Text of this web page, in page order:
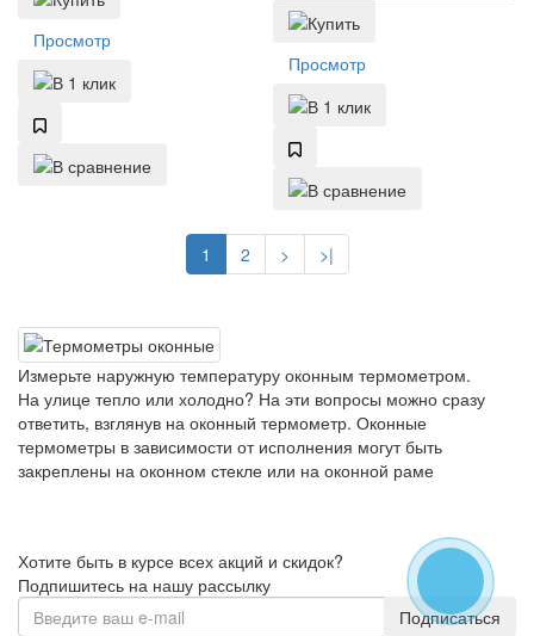
Просмотр
Просмотр
1 2 > >|
Измерьте наружную температуру оконным термометром.
На улице тепло или холодно? На эти вопросы можно сразу
ответить, взглянув на оконный термометр. Оконные
термометры в зависимости от исполнения могут быть
закреплены на оконном стекле или на оконной раме
Хотите быть в курсе всех акций и скидок?
Подпишитесь на нашу рассылку
Подписаться